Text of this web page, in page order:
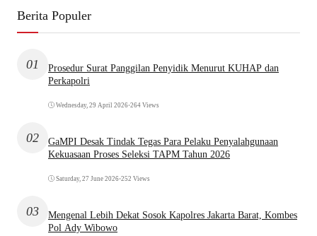
Berita Populer
01
Prosedur Surat Panggilan Penyidik Menurut KUHAP dan
Perkapolri
Wednesday, 29 April 2026•264 Views
02
GaMPI Desak Tindak Tegas Para Pelaku Penyalahgunaan
Kekuasaan Proses Seleksi TAPM Tahun 2026
Saturday, 27 June 2026•252 Views
03
Mengenal Lebih Dekat Sosok Kapolres Jakarta Barat, Kombes
Pol Ady Wibowo